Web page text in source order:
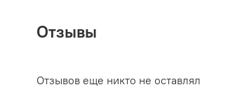
Отзывы
Отзывов еще никто не оставлял